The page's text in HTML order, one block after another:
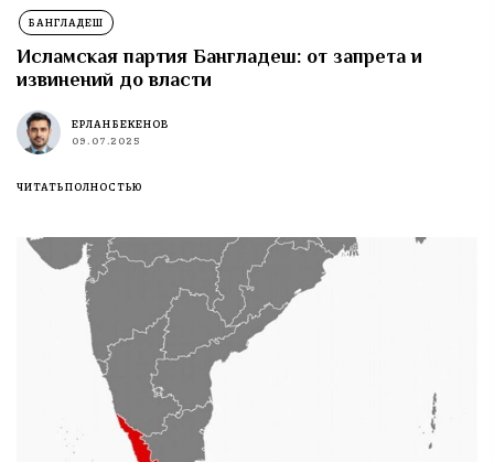
БАНГЛАДЕШ
Исламская партия Бангладеш: от запрета и
извинений до власти
ЕРЛАН БЕКЕНОВ
09.07.2025
ЧИТАТЬ ПОЛНОСТЬЮ